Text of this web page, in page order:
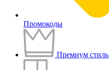
Промокоды
Премиум стиль